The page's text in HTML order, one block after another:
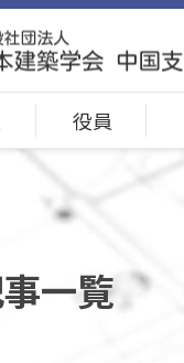
役員
一覧